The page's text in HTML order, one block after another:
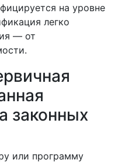
на уровне
легко
— от
законных
или программу